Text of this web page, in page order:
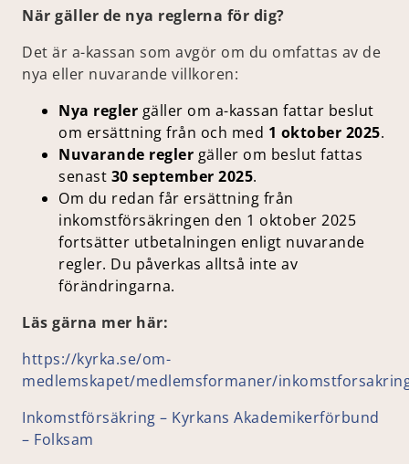
När gäller de nya reglerna för dig?
Det är a-kassan som avgör om du omfattas av de
nya eller nuvarande villkoren:
Nya regler gäller om a-kassan fattar beslut
om ersättning från och med 1 oktober 2025.
Nuvarande regler gäller om beslut fattas
senast 30 september 2025.
Om du redan får ersättning från
inkomstförsäkringen den 1 oktober 2025
fortsätter utbetalningen enligt nuvarande
regler. Du påverkas alltså inte av
förändringarna.
Läs gärna mer här:
https://kyrka.se/om-
medlemskapet/medlemsformaner/
Inkomstförsäkring – Kyrkans Akademikerförbund
– Folksam